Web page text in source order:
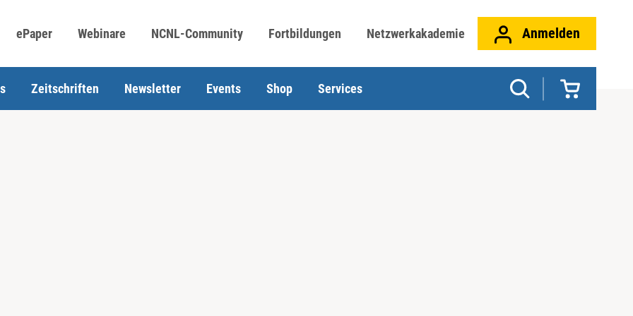
ePaper Webinare NCNL-Community Fortbildungen Netzwerkakademie Anmelden
Zeitschriften Newsletter Events Shop Services